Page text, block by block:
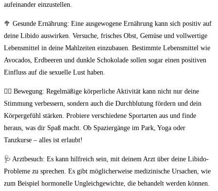
aufeinander einzustellen.
🥦 Gesunde Ernährung: Eine ausgewogene Ernährung ⁣kann sich‌ positiv auf
deine Libido auswirken. Versuche, frisches Obst, Gemüse und vollwertige
Lebensmittel in deine Mahlzeiten einzubauen. Bestimmte Lebensmittel wie
Avocados,⁣ Erdbeeren und dunkle Schokolade ⁤sollen sogar einen positiven
Einfluss auf die‌ sexuelle ⁤Lust haben.
🚶‍♀️ Bewegung: Regelmäßige⁣ körperliche ⁤Aktivität kann nicht nur deine
Stimmung verbessern, sondern auch die Durchblutung ⁤fördern und dein⁣
Körpergefühl stärken. Probiere verschiedene Sportarten ⁢aus⁤ und⁢ finde ​
heraus, was dir ​Spaß‍ macht.⁤ Ob ⁢Spaziergänge im Park, Yoga ⁢oder‍
Tanzkurse – alles ist erlaubt!
🩺 Arztbesuch: Es kann​ hilfreich sein, mit deinem Arzt über deine Libido-
Probleme‍ zu sprechen. Es gibt möglicherweise medizinische Ursachen, wie
zum Beispiel ⁢hormonelle Ungleichgewichte, ‍die behandelt werden können.